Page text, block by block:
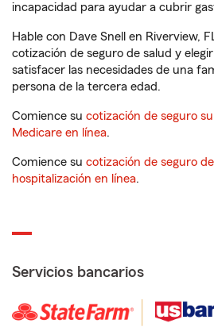
incapacidad para ayudar a cubrir
Hable con Dave Snell en Riverview,
cotización de seguro de salud y
satisfacer las necesidades de una
persona de la tercera edad.
Comience su cotización de seguro
Medicare en línea.
Comience su cotización de seguro
hospitalización en línea.
Servicios bancarios